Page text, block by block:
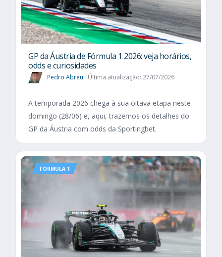
GP da Áustria de Fórmula 1 2026: veja horários,
odds e curiosidades
Pedro Abreu Última atualização: 27/07/2026
A temporada 2026 chega à sua oitava etapa neste
domingo (28/06) e, aqui, trazemos os detalhes do
GP da Áustria com odds da Sportingbet.
FÓRMULA 1